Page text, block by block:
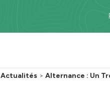
Actualités > Alternance : Un